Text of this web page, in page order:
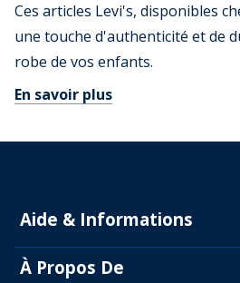
Ces articles Levi's, disponibles
une touche d'authenticité et de
robe de vos enfants.
En savoir plus
Aide & Informations
À Propos De